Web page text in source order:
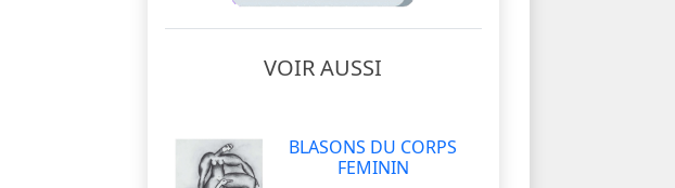
VOIR AUSSI
BLASONS DU CORPS
FEMININ